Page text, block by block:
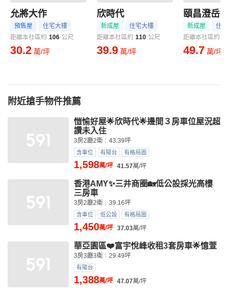
允將大作
預售屋
住宅大樓
距離本社區約 106 公尺
30.2 萬/坪
欣時代
新成屋
住宅大樓
距離本社區約 110 公尺
39.9 萬/坪
頤昌澄岳
新成屋
住
距離本社區約
49.7 萬/坪
附近搶手物件推薦
愷愉好屋🌟欣時代🌟邊間３房車位屋況超
讚未入住
3房2廳2衛 43.39坪
含車位 有陽台 有格局圖
1,598萬/坪 41.57萬/坪
香港AMY✨三井商圈🏡低公設採光高樓
三房車
3房2廳2衛 39.16坪
含車位 低公設 有格局圖
1,450萬/坪 37.03萬/坪
華亞園區❤️富宇悅峰收租3套房車🌟憶萱
3房3廳3衛 29.49坪
有陽台
1,388萬/坪 47.07萬/坪